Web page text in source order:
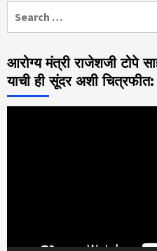
आरोग्य मंत्री राजेशजी टोपे
याची ही सूंदर अशी